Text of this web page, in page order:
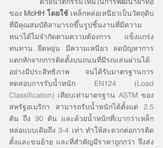
ของ McHH โดยใช้ เหล็กหล่อเหนียวเป็นวัตถุดิบ
ที่มีคุณสมบัติสามารถขึ้นรูปชิ้นงานที่มีความ
หนาได้ไม่จำกัดตามความต้องการ แข็งแกร่ง
ทนทาน ยืดหยุ่น มีความเหนียว ลดปัญหาการ
แตกหักจากการติดตั้งบนถนนที่มีรถแล่นผ่านได้
อย่างมีประสิทธิภาพ จนได้รับมาตรฐานการ
ทดสอบการรับน้ำหนัก EN124 (Load
Classification) เทียบเท่ามาตรฐาน ASTM ของ
สหรัฐอเมริกา สามารถรับน้ำหนักได้ตั้งแต่ 2.5
ตัน ถึง 90 ตัน และด้วยน้ำหนักที่เบากว่าเหล็ก
หล่อแบบเดิมถึง 3-4 เท่า ทำให้สะดวกต่อการติด
ตั้งและขนย้าย และที่สำคัญมีราคาถูกกว่า จึงส่ง